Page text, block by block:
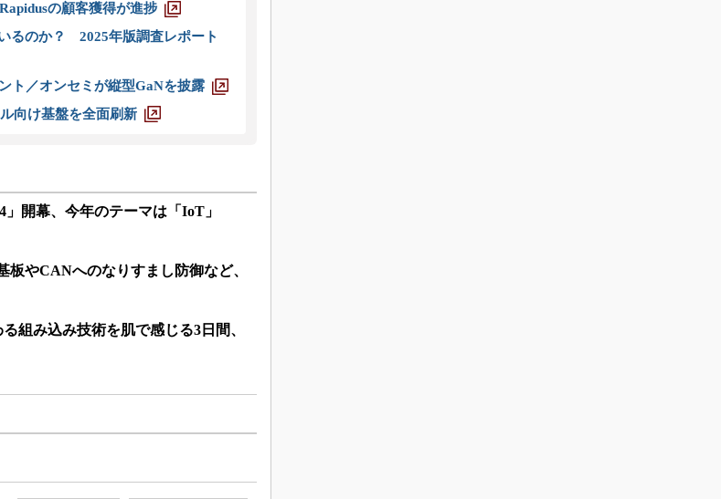
の顧客獲得が進捗
るのか？ 2025年版調査レポート
ト／オンセミが縦型GaNを披露
向け基盤を全面刷新
開幕、今年のテーマは「IoT」
やCANへのなりすまし防御など、
組み込み技術を肌で感じる3日間、